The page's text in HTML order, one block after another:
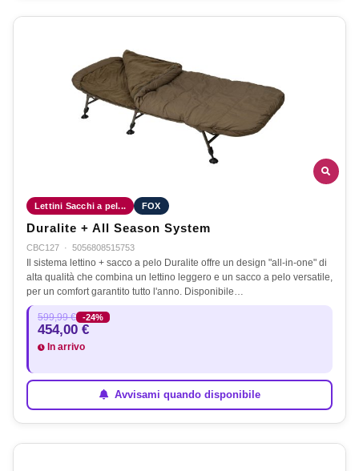
Lettini Sacchi a pel... FOX
Duralite + All Season System
CBC127 · 5056808515753
Il sistema lettino + sacco a pelo Duralite offre un design "all-in-one" di
alta qualità che combina un lettino leggero e un sacco a pelo versatile,
per un comfort garantito tutto l'anno. Disponibile…
599,99 € -24%
454,00 €
In arrivo
Avvisami quando disponibile